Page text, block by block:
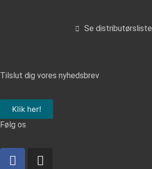
Se distributørsliste
Tilslut dig vores nyhedsbrev
Klik her!
Følg os